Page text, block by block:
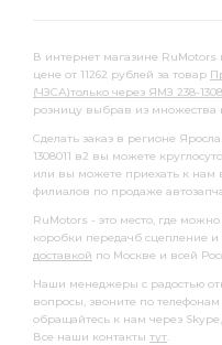
В интернет магазине RuMotors
цене от 11262 рублей за товар
(ЧЗСА)только через ЯМЗ 238-
розницу выбрав из множества
Сделать заказ в регионе
1308011 в2 вы можете
или вы можете приехать к нам
филиалов по продаже
RuMotors - это место, где
коробки передачб сцепление
доставкой по Москве и всей
Наши менеджеры с радостью
вопросы, звоните по телефонам
обращайтесь к нам через
Все наши контакты тут.